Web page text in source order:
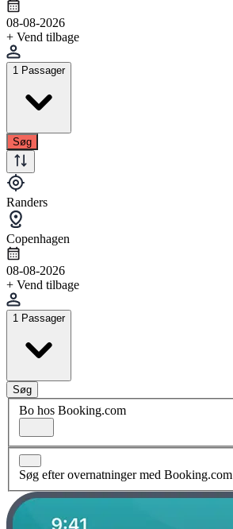
08-08-2026
+ Vend tilbage
1 Passager
Søg
Randers
Copenhagen
08-08-2026
+ Vend tilbage
1 Passager
Søg
Bo hos Booking.com
Søg efter overnatninger med Booking.com